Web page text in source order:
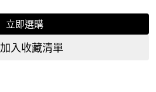
立即選購
加入收藏清單